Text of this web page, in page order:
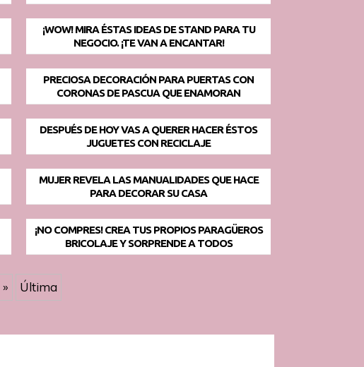
¡WOW! MIRA ÉSTAS IDEAS DE STAND PARA TU
NEGOCIO. ¡TE VAN A ENCANTAR!
PRECIOSA DECORACIÓN PARA PUERTAS CON
CORONAS DE PASCUA QUE ENAMORAN
DESPUÉS DE HOY VAS A QUERER HACER ÉSTOS
JUGUETES CON RECICLAJE
MUJER REVELA LAS MANUALIDADES QUE HACE
PARA DECORAR SU CASA
¡NO COMPRES! CREA TUS PROPIOS PARAGÜEROS
BRICOLAJE Y SORPRENDE A TODOS
» Última